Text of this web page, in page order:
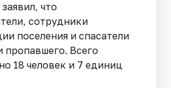
что
сотрудники
поселения и спасатели
пропавшего. Всего
18 человек и 7 единиц